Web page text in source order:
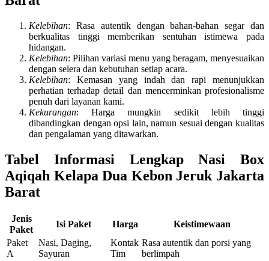
Kelebihan: Rasa autentik dengan bahan-bahan segar dan
berkualitas tinggi memberikan sentuhan istimewa pada
hidangan.
Kelebihan: Pilihan variasi menu yang beragam, menyesuaikan
dengan selera dan kebutuhan setiap acara.
Kelebihan: Kemasan yang indah dan rapi menunjukkan
perhatian terhadap detail dan mencerminkan profesionalisme
penuh dari layanan kami.
Kekurangan: Harga mungkin sedikit lebih tinggi
dibandingkan dengan opsi lain, namun sesuai dengan kualitas
dan pengalaman yang ditawarkan.
Tabel Informasi Lengkap Nasi Box
Aqiqah Kelapa Dua Kebon Jeruk Jakarta
Barat
Jenis
Paket
Isi Paket Harga
Keistimewaan
Paket
A
Nasi, Daging,
Sayuran
Kontak
Tim
Rasa autentik dan porsi yang
berlimpah